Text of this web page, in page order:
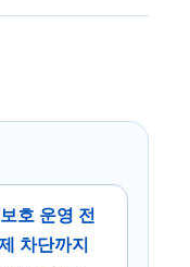
호 운영 전
차단까지